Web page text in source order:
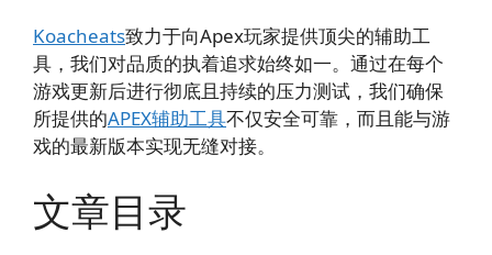
Koacheats致力于向Apex玩家提供顶尖的辅助工
具，我们对品质的执着追求始终如一。通过在每个
游戏更新后进行彻底且持续的压力测试，我们确保
所提供的APEX辅助工具不仅安全可靠，而且能与游
戏的最新版本实现无缝对接。
文章目录